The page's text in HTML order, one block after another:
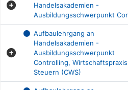
Handelsakademien -
Ausbildungsschwerpunkt
Aufbaulehrgang an
Handelsakademien -
Ausbildungsschwerpunkt
Controlling,
Steuern (CWS)